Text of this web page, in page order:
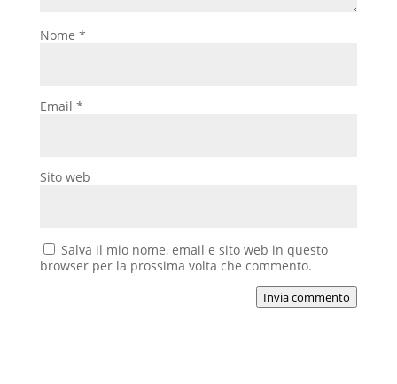
Nome *
Email *
Sito web
Salva il mio nome, email e sito web in questo
browser per la prossima volta che commento.
Invia commento